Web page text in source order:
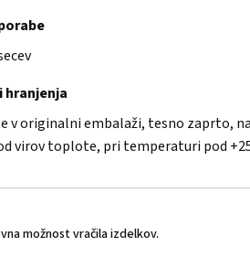
hranjenja
v originalni embalaži, tesno zaprto,
virov toplote, pri temperaturi pod +25
možnost vračila izdelkov.